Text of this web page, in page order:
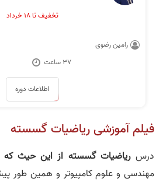
تخفیف تا ۱۸ خرداد
رامین رضوی
۳۷ ساعت
اطلاعات دوره
فیلم آموزشی ریاضیات گسسته
درسریاضیات گسسته از این حیث که
مهندسی و علوم کامپیوتر و همین طور